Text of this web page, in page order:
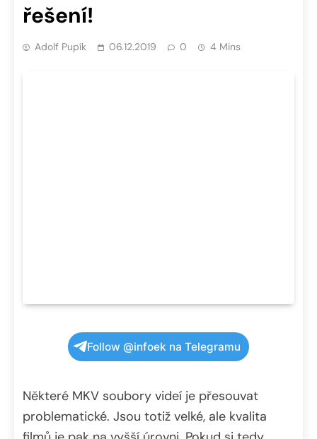
řešení!
Adolf Pupík 06.12.2019 0 4 Mins
Follow @infoek na Telegramu
Některé MKV soubory videí je přesouvat
problematické. Jsou totiž velké, ale kvalita